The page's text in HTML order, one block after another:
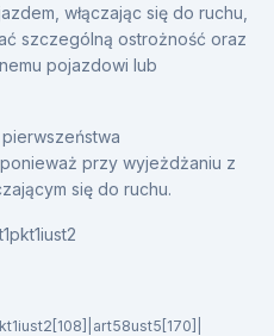
włączając się do ruchu,
szczególną ostrożność oraz
pojazdowi lub
przy wyjeżdżaniu z
się do ruchu.